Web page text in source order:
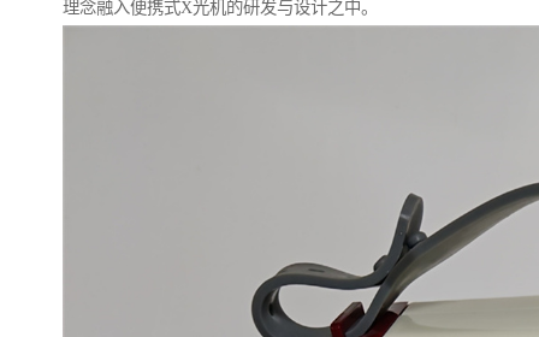
理念融入便携式X光机的研发与设计之中。